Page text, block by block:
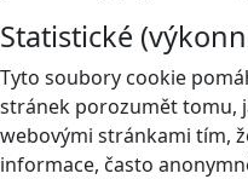
Statistické
Tyto soubory cookie
stránek porozumět tomu,
webovými stránkami tím,
informace, často